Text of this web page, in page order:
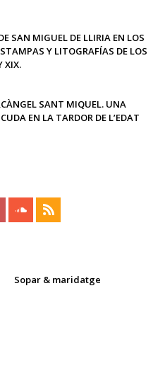
SAN MIGUEL DE LLIRIA EN LOS
Y LITOGRAFÍAS DE LOS
XIX.
SANT MIQUEL. UNA
EN LA TARDOR DE L’EDAT
Sopar & maridatge